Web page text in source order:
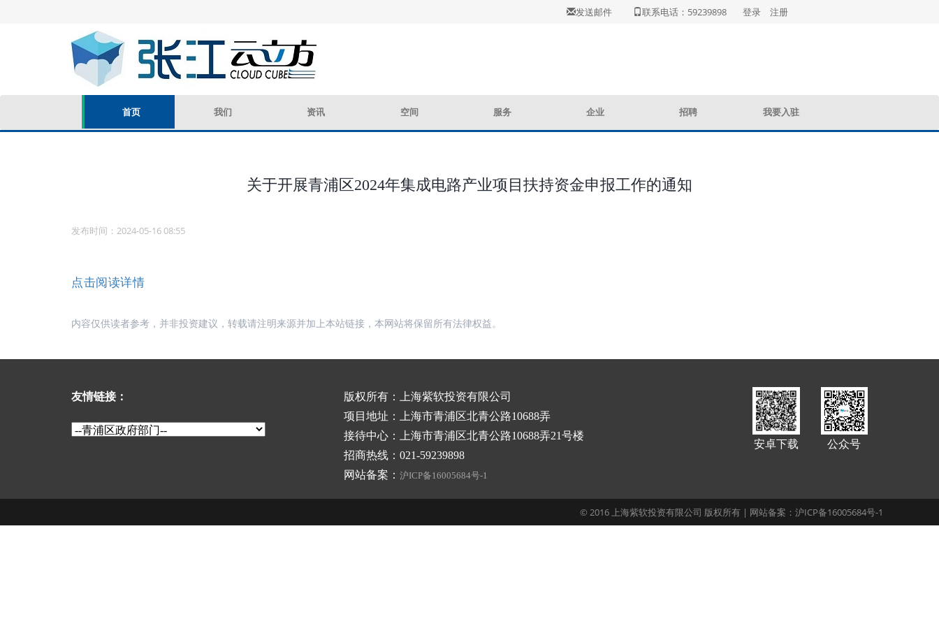
发送邮件 联系电话：59239898 登录 注册
首页 我们 资讯 空间 服务 企业 招聘 我要入驻
关于开展青浦区2024年集成电路产业项目扶持资金申报工作的通知
发布时间：2024-05-16 08:55
点击阅读详情
内容仅供读者参考，并非投资建议，转载请注明来源并加上本站链接，本网站将保留所有法律权益。
友情链接：
版权所有：上海紫软投资有限公司
项目地址：上海市青浦区北青公路10688弄
接待中心：上海市青浦区北青公路10688弄21号楼
招商热线：021-59239898
网站备案： 沪ICP备16005684号-1
安卓下载 公众号
© 2016 上海紫软投资有限公司 版权所有 | 网站备案：沪ICP备16005684号-1